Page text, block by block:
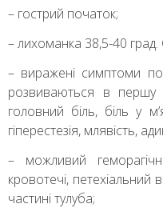
– гострий початок;
– лихоманка 38,5-40 град.
– виражені симптоми
розвиваються в першу
головний біль, біль у
гіперестезія, млявість,
– можливий
кровотечі, петехіальний
частині тулуба;